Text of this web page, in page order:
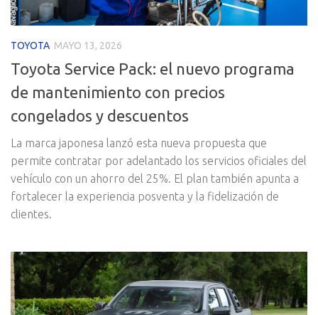
TOYOTA MAYO 13, 2026
Toyota Service Pack: el nuevo programa
de mantenimiento con precios
congelados y descuentos
La marca japonesa lanzó esta nueva propuesta que
permite contratar por adelantado los servicios oficiales del
vehículo con un ahorro del 25%. El plan también apunta a
fortalecer la experiencia posventa y la fidelización de
clientes.